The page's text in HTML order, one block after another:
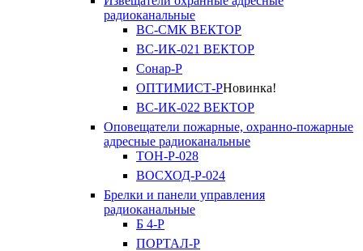
радиоканальные
ВС-СМК ВЕКТОР
ВС-ИК-021 ВЕКТОР
Сонар-Р
ОПТИМИСТ-РНовинка!
ВС-ИК-022 ВЕКТОР
Оповещатели пожарные, охранно-пожарные
адресные радиоканальные
ТОН-Р-028
ВОСХОД-Р-024
Брелки и панели управления
радиоканальные
Б 4-Р
ПОРТАЛ-Р